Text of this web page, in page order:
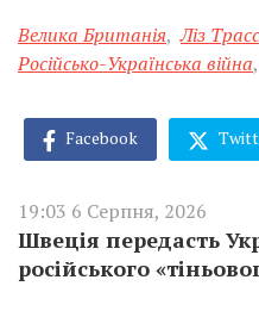
Велика Британія, Ліз Трасс
Російсько-Українська війна,
Facebook
19:03 6 Серпня, 2026
Швеція передасть
російського